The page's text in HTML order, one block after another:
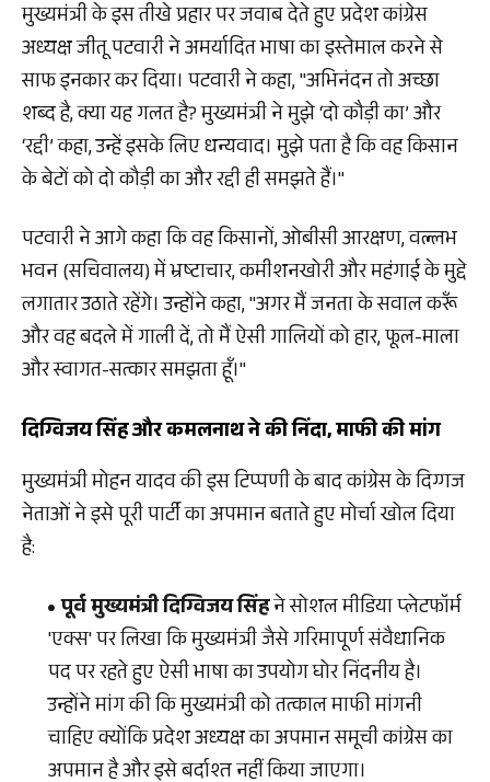
मुख्यमंत्री के इस तीखे प्रहार पर जवाब देते हुए प्रदेश कांग्रेस
अध्यक्ष जीतू पटवारी ने अमर्यादित भाषा का इस्तेमाल करने से
साफ इनकार कर दिया। पटवारी ने कहा, "अभिनंदन तो अच्छा
शब्द है, क्या यह गलत है? मुख्यमंत्री ने मुझे ‘दो कौड़ी का’ और
‘रद्दी’ कहा, उन्हें इसके लिए धन्यवाद। मुझे पता है कि वह किसान
के बेटों को दो कौड़ी का और रद्दी ही समझते हैं।"
पटवारी ने आगे कहा कि वह किसानों, ओबीसी आरक्षण, वल्लभ
भवन (सचिवालय) में भ्रष्टाचार, कमीशनखोरी और महंगाई के मुद्दे
लगातार उठाते रहेंगे। उन्होंने कहा, "अगर मैं जनता के सवाल करूँ
और वह बदले में गाली दें, तो मैं ऐसी गालियों को हार, फूल-माला
और स्वागत-सत्कार समझता हूँ।"
दिग्विजय सिंह और कमलनाथ ने की निंदा, माफी की मांग
मुख्यमंत्री मोहन यादव की इस टिप्पणी के बाद कांग्रेस के दिग्गज
नेताओं ने इसे पूरी पार्टी का अपमान बताते हुए मोर्चा खोल दिया
है:
पूर्व मुख्यमंत्री दिग्विजय सिंहने सोशल मीडिया प्लेटफॉर्म
'एक्स' पर लिखा कि मुख्यमंत्री जैसे गरिमापूर्ण संवैधानिक
पद पर रहते हुए ऐसी भाषा का उपयोग घोर निंदनीय है।
उन्होंने मांग की कि मुख्यमंत्री को तत्काल माफी मांगनी
चाहिए क्योंकि प्रदेश अध्यक्ष का अपमान समूची कांग्रेस का
अपमान है और इसे बर्दाश्त नहीं किया जाएगा।